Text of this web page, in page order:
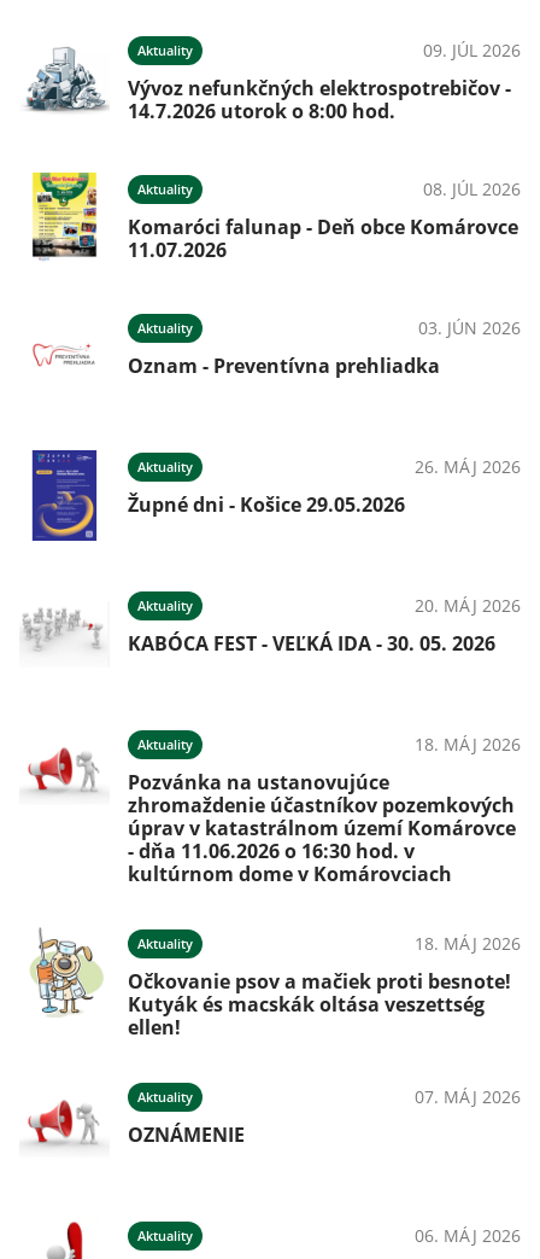
Aktuality 09. JÚL 2026
Vývoz nefunkčných elektrospotrebičov -
14.7.2026 utorok o 8:00 hod.
Aktuality 08. JÚL 2026
Komaróci falunap - Deň obce Komárovce
11.07.2026
Aktuality 03. JÚN 2026
Oznam - Preventívna prehliadka
Aktuality 26. MÁJ 2026
Župné dni - Košice 29.05.2026
Aktuality 20. MÁJ 2026
KABÓCA FEST - VEĽKÁ IDA - 30. 05. 2026
Aktuality 18. MÁJ 2026
Pozvánka na ustanovujúce
zhromaždenie účastníkov pozemkových
úprav v katastrálnom území Komárovce
- dňa 11.06.2026 o 16:30 hod. v
kultúrnom dome v Komárovciach
Aktuality 18. MÁJ 2026
Očkovanie psov a mačiek proti besnote!
Kutyák és macskák oltása veszettség
ellen!
Aktuality 07. MÁJ 2026
OZNÁMENIE
Aktuality 06. MÁJ 2026